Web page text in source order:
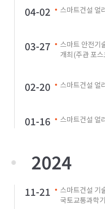
04-02 스마트건설 얼
03-27
스마트 안전기
개최(주관 포
02-20 스마트건설 얼
01-16 스마트건설 얼
2024
11-21
스마트건설 기
국토교통과학